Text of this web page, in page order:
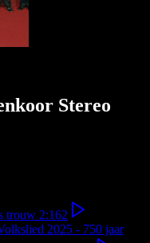
Stereo
trouw 2:162
2025 - 750 jaar